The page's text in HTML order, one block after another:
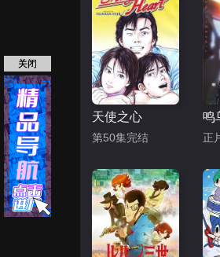
天使之心
第50集完结
鸣
正
关闭